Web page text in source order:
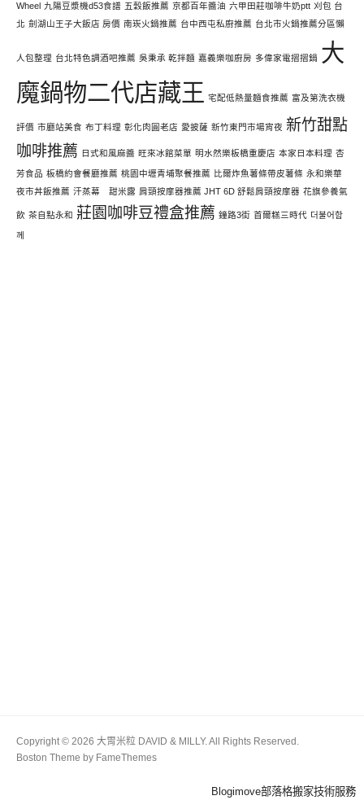
Wheel 九陽豆漿機d53食譜 五穀飯推薦 京都百年醬油 六甲田莊咖啡牛奶ptt 刈包 台
北 劍湖山王子大飯店 房價 南崁火鍋推薦 台中西屯私廚推薦 台北市火鍋推薦分區懶
人包整理 台北特色調酒吧推薦 吳秉承 乾拌麵 嘉義樂咖廚房 多偉家電摺摺鍋 大
魔鍋物二代店藏王 宅配低熱量麵食推薦 富及第洗衣機
評價 市廳站美食 布丁料理 彰化肉圓老店 愛披薩 新竹東門市場宵夜 新竹甜點
咖啡推薦 日式和風麻醬 旺來冰館菜單 明水然樂板橋重慶店 本家日本料理 杏
芳食品 板橋約會餐廳推薦 桃園中壢青埔聚餐推薦 比爾炸魚薯條帶皮薯條 永和樂華
夜市丼飯推薦 汗蒸幕 甜米露 肩頸按摩器推薦 JHT 6D 舒鬆肩頸按摩器 花旗參養氣
飲 茶自點永和 莊園咖啡豆禮盒推薦 鐘路3街 首爾糕三時代 더불어함
께
Copyright © 2026 大胃米粒 DAVID & MILLY. All Rights Reserved.
Boston Theme by FameThemes
Blogimove部落格搬家技術服務